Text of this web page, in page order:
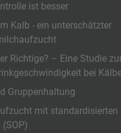
ist besser
Kalb - ein unterschätzter
Richtige? – Eine Studie
bei
Gruppenhaltung
mit standardisierten